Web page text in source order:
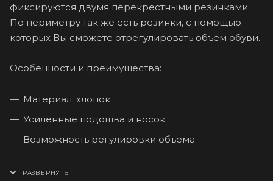
фиксируются двумя перекрестными резинками.
По периметру так же есть резинки, с помощью
которых Вы сможете отрегулировать объем обуви.
Особенности и преимущества:
Материал: хлопок
Усиленные подошва и носок
Возможность регулировки объема